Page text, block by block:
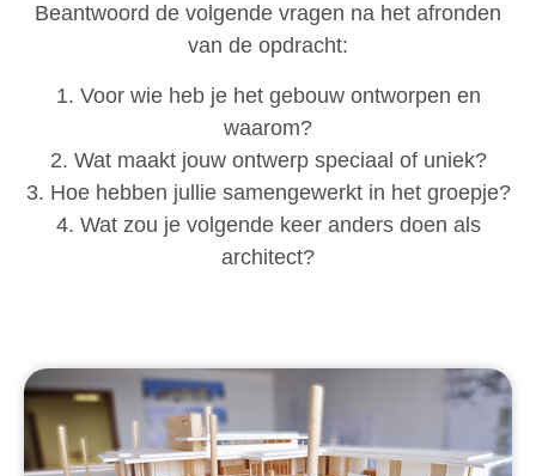
Beantwoord de volgende vragen na het afronden
van de opdracht:
1. Voor wie heb je het gebouw ontworpen en
waarom?
2. Wat maakt jouw ontwerp speciaal of uniek?
3. Hoe hebben jullie samengewerkt in het groepje?
4. Wat zou je volgende keer anders doen als
architect?